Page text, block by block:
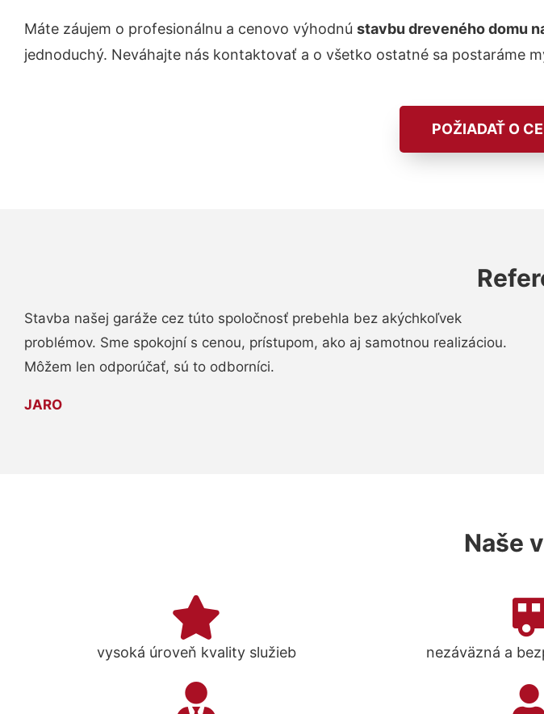
Máte záujem o profesionálnu a cenovo výhodnú stavbu dreveného domu
jednoduchý. Neváhajte nás kontaktovať a o všetko ostatné sa postaráme
POŽIADAŤ O
Stavba našej garáže cez túto spoločnosť prebehla bez akýchkoľvek
problémov. Sme spokojní s cenou, prístupom, ako aj samotnou realizáciou.
Môžem len odporúčať, sú to odborníci.
JARO
Naše
vysoká úroveň kvality služieb nezáväzná a